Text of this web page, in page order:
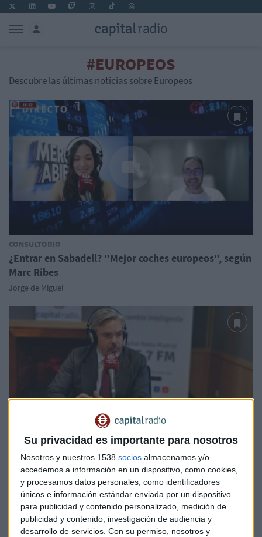
Su privacidad es importante para nosotros
Nosotros y nuestros 1538 socios almacenamos y/o
accedemos a información en un dispositivo, como cookies,
y procesamos datos personales, como identificadores
únicos e información estándar enviada por un dispositivo
para publicidad y contenido personalizado, medición de
publicidad y contenido, investigación de audiencia y
desarrollo de servicios. Con su permiso, nosotros y
#EUROPEOS
Descubre las últimas noticias sobre Europeos
CONSULTORIO
¿Entrar en Sabadell? "Mejor coches europeos", según
Marc Ribes
Jorge de Miguel
BlackRock: "Los bonos europeos amortiguarán las
caídas en bolsa"